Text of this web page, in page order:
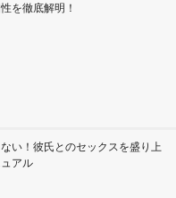
を徹底解明！
い！彼氏とのセックスを盛り上
アル